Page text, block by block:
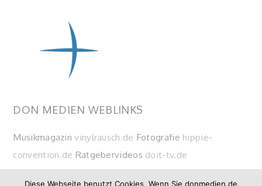
DON MEDIEN WEBLINKS
Musikmagazinvinylrausch.de Fotografie hippie-
convention.de Ratgebervideos doit-tv.de
Diese Webseite benutzt Cookies. Wenn Sie donmedien.de